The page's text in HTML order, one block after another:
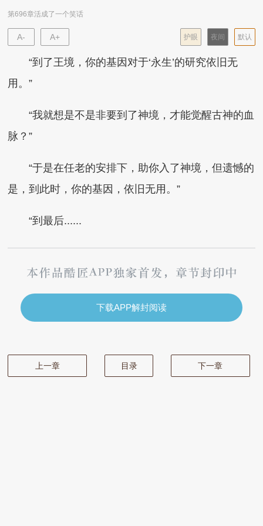
第696章活成了一个笑话
A- A+ 默认
夜间
护眼
“到了王境，你的基因对于‘永生’的研究依旧无
用。”
“我就想是不是非要到了神境，才能觉醒古神的血
脉？”
“于是在任老的安排下，助你入了神境，但遗憾的
是，到此时，你的基因，依旧无用。”
“到最后......
下载APP解封阅读
上一章 目录 下一章